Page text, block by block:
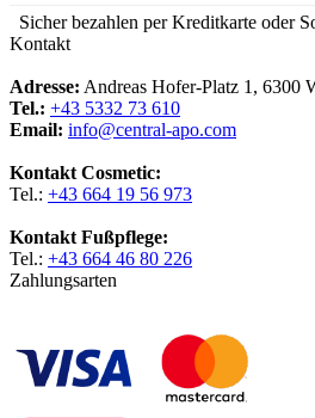
Sicher bezahlen per Kreditkarte oder
Kontakt
Adresse: Andreas Hofer-Platz 1, 6300
Tel.: +43 5332 73 610
Email: info@central-apo.com
Kontakt Cosmetic:
Tel.: +43 664 19 56 973
Kontakt Fußpflege:
Tel.: +43 664 46 80 226
Zahlungsarten